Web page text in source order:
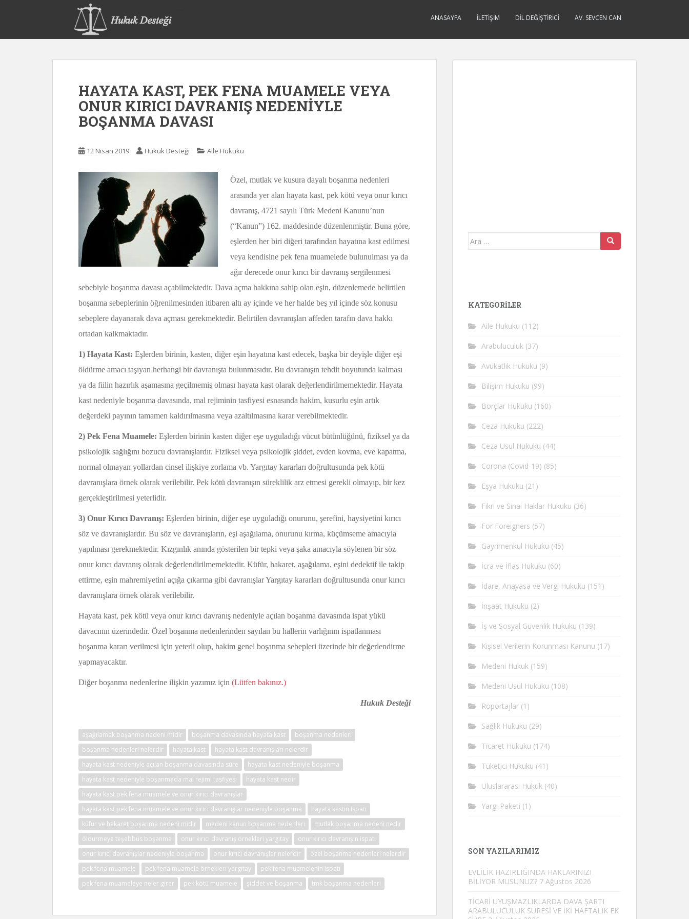
p
ANASAYFA İLETIŞIM DIL DEĞIŞTIRICI AV. SEVCEN CAN
HAYATA KAST, PEK FENA MUAMELE VEYA
ONUR KIRICI DAVRANIŞ NEDENİYLE
BOŞANMA DAVASI
12 Nisan 2019 Hukuk Desteği Aile Hukuku
Özel, mutlak ve kusura dayalı boşanma nedenleri
arasında yer alan hayata kast, pek kötü veya onur kırıcı
davranış, 4721 sayılı Türk Medeni Kanunu’nun
(“Kanun”) 162. maddesinde düzenlenmiştir. Buna göre,
eşlerden her biri diğeri tarafından hayatına kast edilmesi
veya kendisine pek fena muamelede bulunulması ya da
ağır derecede onur kırıcı bir davranış sergilenmesi
sebebiyle boşanma davası açabilmektedir. Dava açma hakkına sahip olan eşin, düzenlemede belirtilen
boşanma sebeplerinin öğrenilmesinden itibaren altı ay içinde ve her halde beş yıl içinde söz konusu
sebeplere dayanarak dava açması gerekmektedir. Belirtilen davranışları affeden tarafın dava hakkı
ortadan kalkmaktadır.
1) Hayata Kast: Eşlerden birinin, kasten, diğer eşin hayatına kast edecek, başka bir deyişle diğer eşi
öldürme amacı taşıyan herhangi bir davranışta bulunmasıdır. Bu davranışın tehdit boyutunda kalması
ya da fiilin hazırlık aşamasına geçilmemiş olması hayata kast olarak değerlendirilmemektedir. Hayata
kast nedeniyle boşanma davasında, mal rejiminin tasfiyesi esnasında hakim, kusurlu eşin artık
değerdeki payının tamamen kaldırılmasına veya azaltılmasına karar verebilmektedir.
2) Pek Fena Muamele: Eşlerden birinin kasten diğer eşe uyguladığı vücut bütünlüğünü, fiziksel ya da
psikolojik sağlığını bozucu davranışlardır. Fiziksel veya psikolojik şiddet, evden kovma, eve kapatma,
normal olmayan yollardan cinsel ilişkiye zorlama vb. Yargıtay kararları doğrultusunda pek kötü
davranışlara örnek olarak verilebilir. Pek kötü davranışın süreklilik arz etmesi gerekli olmayıp, bir kez
gerçekleştirilmesi yeterlidir.
3) Onur Kırıcı Davranış: Eşlerden birinin, diğer eşe uyguladığı onurunu, şerefini, haysiyetini kırıcı
söz ve davranışlardır. Bu söz ve davranışların, eşi aşağılama, onurunu kırma, küçümseme amacıyla
yapılması gerekmektedir. Kızgınlık anında gösterilen bir tepki veya şaka amacıyla söylenen bir söz
onur kırıcı davranış olarak değerlendirilmemektedir. Küfür, hakaret, aşağılama, eşini dedektif ile takip
ettirme, eşin mahremiyetini açığa çıkarma gibi davranışlar Yargıtay kararları doğrultusunda onur kırıcı
davranışlara örnek olarak verilebilir.
Hayata kast, pek kötü veya onur kırıcı davranış nedeniyle açılan boşanma davasında ispat yükü
davacının üzerindedir. Özel boşanma nedenlerinden sayılan bu hallerin varlığının ispatlanması
boşanma kararı verilmesi için yeterli olup, hakim genel boşanma sebepleri üzerinde bir değerlendirme
yapmayacaktır.
Diğer boşanma nedenlerine ilişkin yazımız için (Lütfen bakınız.)
Hukuk Desteği
aşağılamak boşanma nedeni midir boşanma davasında hayata kast
boşanma nedenleri
boşanma nedenleri nelerdir
hayata kast
hayata kast davranışları nelerdir
hayata kast nedeniyle açılan boşanma davasında süre
hayata kast nedeniyle boşanma
hayata kast nedeniyle boşanmada mal rejimi tasfiyesi
hayata kast nedir
hayata kast pek fena muamele ve onur kırıcı davranışlar
hayata kast pek fena muamele ve onur kırıcı davranışlar nedeniyle boşanma
hayata kastın ispatı
küfür ve hakaret boşanma nedeni midir
medeni kanun boşanma nedenleri
mutlak boşanma nedeni nedir
öldürmeye teşebbüs boşanma
onur kırıcı davranış örnekleri yargıtay
onur kırıcı davranışın ispatı
onur kırıcı davranışlar nedeniyle boşanma
onur kırıcı davranışlar nelerdir
özel boşanma nedenleri nelerdir
pek fena muamele
pek fena muamele örnekleri yargıtay
pek fena muamelenin ispatı
pek fena muameleye neler girer
pek kötü muamele şiddet ve boşanma tmk boşanma nedenleri
Arama
KATEGORİLER
Aile Hukuku (112)
Arabuluculuk (37)
Avukatlık Hukuku (9)
Bilişim Hukuku (99)
Borçlar Hukuku (160)
Ceza Hukuku (222)
Ceza Usul Hukuku (44)
Corona (Covid-19) (85)
Eşya Hukuku (21)
Fikri ve Sinai Haklar Hukuku (36)
For Foreigners (57)
Gayrimenkul Hukuku (45)
İcra ve İflas Hukuku (60)
İdare, Anayasa ve Vergi Hukuku (151)
İnşaat Hukuku (2)
İş ve Sosyal Güvenlik Hukuku (139)
Kişisel Verilerin Korunması Kanunu (17)
Medeni Hukuk (159)
Medeni Usul Hukuku (108)
Röportajlar (1)
Sağlık Hukuku (29)
Ticaret Hukuku (174)
Tüketici Hukuku (41)
Uluslararası Hukuk (40)
Yargı Paketi (1)
SON YAZILARIMIZ
EVLİLİK HAZIRLIĞINDA HAKLARINIZI
BİLİYOR MUSUNUZ? 7 Ağustos 2026
TİCARİ UYUŞMAZLIKLARDA DAVA ŞARTI
ARABULUCULUK SÜRESİ VE İKİ HAFTALIK EK